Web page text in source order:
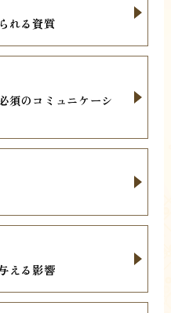
れる資質
須のコミュニケーシ
える影響